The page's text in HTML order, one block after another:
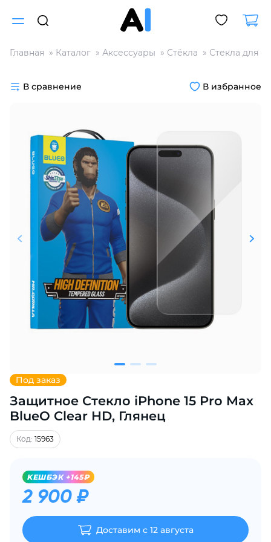
Главная Каталог Аксессуары Стёкла Стекла для
Под заказ
Защитное Стекло iPhone 15 Pro Max
BlueO Clear HD, Глянец
Код: 15963
KЕШБЭК +145₽
2 900 ₽
Доставим с 12 августа
В сравнение В избранное
Разбейте
без переплат
График платежей
Сегодня
25
Добавляйте товары
в корзину
% картой любого банка
Получайте товар
выбранный способом
списываться
по25%каждые 2 недели
Подробнее